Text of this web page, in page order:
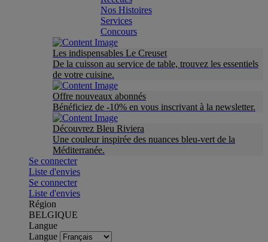
Nos Histoires
Services
Concours
Les indispensables Le Creuset
De la cuisson au service de table, trouvez les essentiels
de votre cuisine.
Offre nouveaux abonnés
Bénéficiez de -10% en vous inscrivant à la newsletter.
Découvrez Bleu Riviera
Une couleur inspirée des nuances bleu-vert de la
Méditerranée.
Se connecter
Liste d'envies
Se connecter
Liste d'envies
Région
BELGIQUE
Langue
Langue